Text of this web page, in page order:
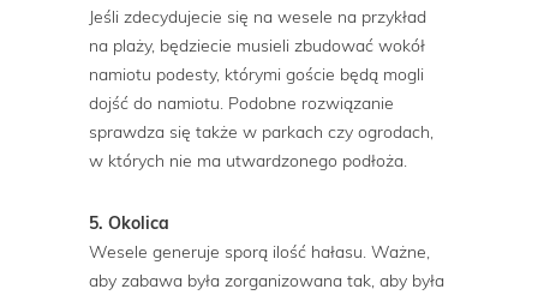
Jeśli zdecydujecie się na wesele na przykład
na plaży, będziecie musieli zbudować wokół
namiotu podesty, którymi goście będą mogli
dojść do namiotu. Podobne rozwiązanie
sprawdza się także w parkach czy ogrodach,
w których nie ma utwardzonego podłoża.
5. Okolica
Wesele generuje sporą ilość hałasu. Ważne,
aby zabawa była zorganizowana tak, aby była